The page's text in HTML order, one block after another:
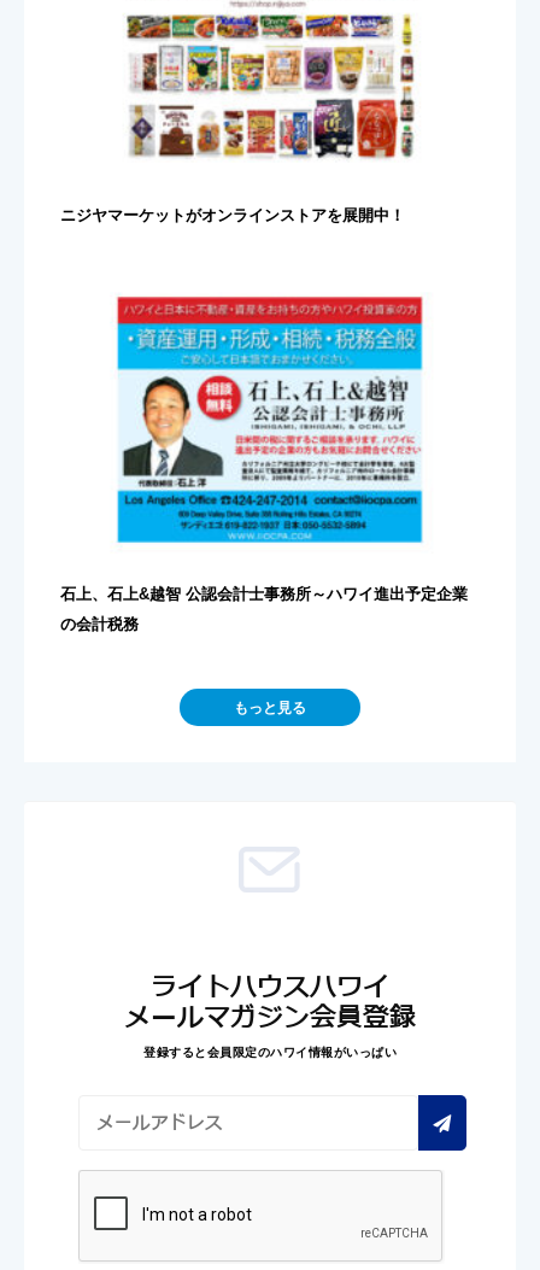
ニジヤマーケットがオンラインストアを展開中！
石上、石上&越智 公認会計士事務所～ハワイ進出予定企業
の会計税務
もっと見る
ライトハウスハワイ
メールマガジン会員登録
登録すると会員限定のハワイ情報がいっぱい